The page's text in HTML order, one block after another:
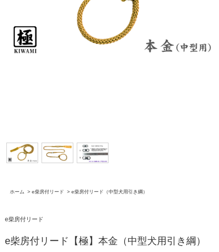
ホーム > e柴房付リード > e柴房付リード（中型犬用引き綱）
e柴房付リード
e柴房付リード【極】本金（中型犬用引き綱）